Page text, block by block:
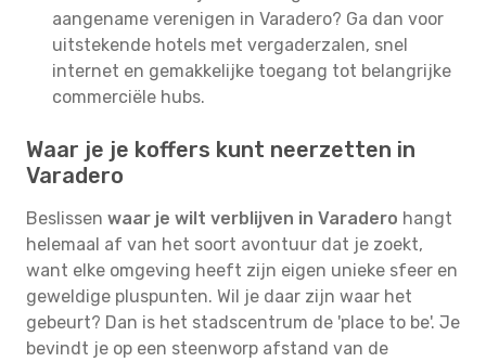
aangename verenigen in Varadero? Ga dan voor
uitstekende hotels met vergaderzalen, snel
internet en gemakkelijke toegang tot belangrijke
commerciële hubs.
Waar je je koffers kunt neerzetten in
Varadero
Beslissen waar je wilt verblijven in Varadero hangt
helemaal af van het soort avontuur dat je zoekt,
want elke omgeving heeft zijn eigen unieke sfeer en
geweldige pluspunten. Wil je daar zijn waar het
gebeurt? Dan is het stadscentrum de 'place to be'. Je
bevindt je op een steenworp afstand van de